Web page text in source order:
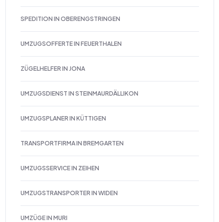
SPEDITION IN OBERENGSTRINGEN
UMZUGSOFFERTE IN FEUERTHALEN
ZÜGELHELFER IN JONA
UMZUGSDIENST IN STEINMAURDÄLLIKON
UMZUGSPLANER IN KÜTTIGEN
TRANSPORTFIRMA IN BREMGARTEN
UMZUGSSERVICE IN ZEIHEN
UMZUGSTRANSPORTER IN WIDEN
UMZÜGE IN MURI